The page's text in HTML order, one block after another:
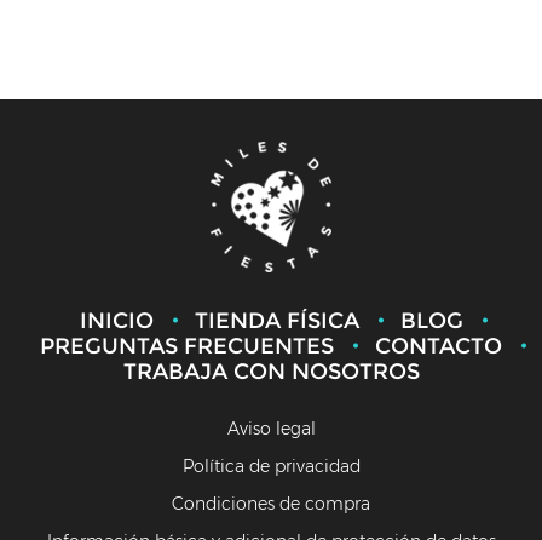
INICIO TIENDA FÍSICA
BLOG
PREGUNTAS FRECUENTES
CONTACTO
TRABAJA CON NOSOTROS
Aviso legal
Política de privacidad
Condiciones de compra